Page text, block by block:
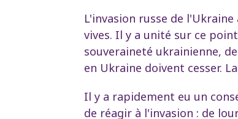
L'invasion russe de
vives. Il y a unité sur ce
souveraineté ukrainienne,
en Ukraine doivent cesser.
Il y a rapidement eu un
de réagir à l'invasion : de